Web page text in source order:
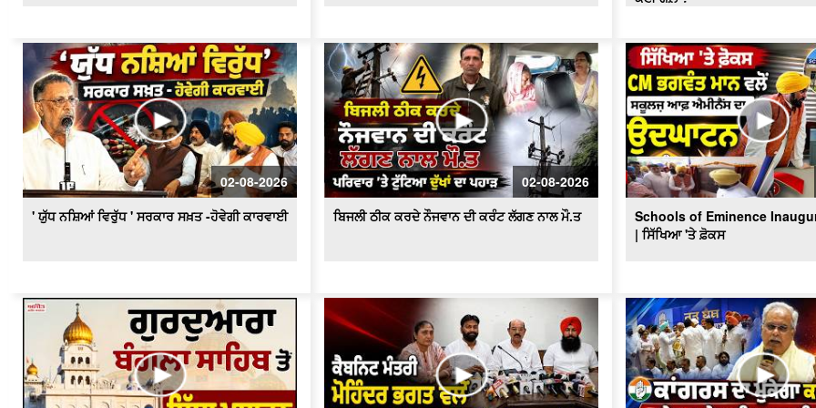
02-08-2026
' ਯੁੱਧ ਨਸ਼ਿਆਂ ਵਿਰੁੱਧ ' ਸਰਕਾਰ ਸਖ਼ਤ -ਹੋਵੇਗੀ ਕਾਰਵਾਈ
02-08-2026
ਬਿਜਲੀ ਠੀਕ ਕਰਦੇ ਨੌਜਵਾਨ ਦੀ ਕਰੰਟ ਲੱਗਣ ਨਾਲ ਮੌ.ਤ
Schools of Eminence
| ਸਿੱਖਿਆ 'ਤੇ ਫ਼ੋਕਸ